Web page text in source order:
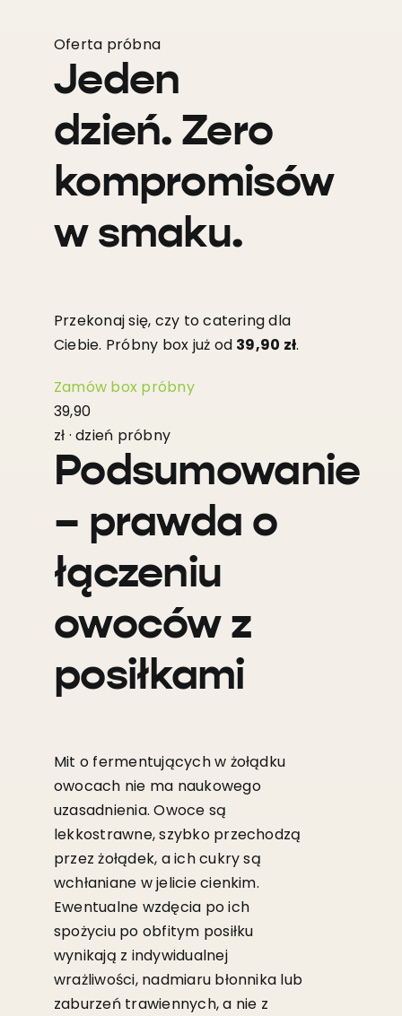
Oferta próbna
Jeden
dzień. Zero
kompromisów
w smaku.
Przekonaj się, czy to catering dla
Ciebie. Próbny box już od 39,90 zł.
Zamów box próbny
39,90
zł · dzień próbny
Podsumowanie
– prawda o
łączeniu
owoców z
posiłkami
Mit o fermentujących w żołądku
owocach nie ma naukowego
uzasadnienia. Owoce są
lekkostrawne, szybko przechodzą
przez żołądek, a ich cukry są
wchłaniane w jelicie cienkim.
Ewentualne wzdęcia po ich
spożyciu po obfitym posiłku
wynikają z indywidualnej
wrażliwości, nadmiaru błonnika lub
zaburzeń trawiennych, a nie z